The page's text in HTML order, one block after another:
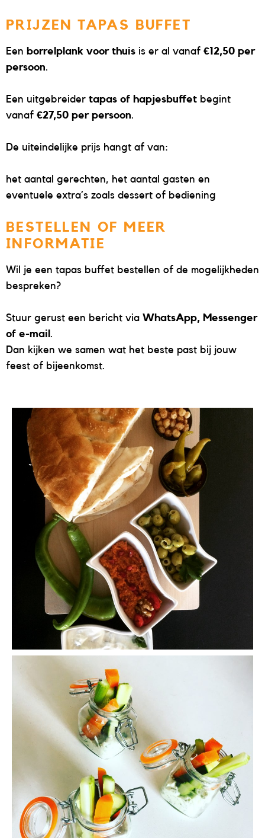
PRIJZEN TAPAS BUFFET
Een borrelplank voor thuis is er al vanaf €12,50 per
persoon.
Een uitgebreider tapas of hapjesbuffet begint
vanaf €27,50 per persoon.
De uiteindelijke prijs hangt af van:
het aantal gerechten, het aantal gasten en
eventuele extra’s zoals dessert of bediening
BESTELLEN OF MEER
INFORMATIE
Wil je een tapas buffet bestellen of de mogelijkheden
bespreken?
Stuur gerust een bericht via WhatsApp, Messenger
of e-mail .
Dan kijken we samen wat het beste past bij jouw
feest of bijeenkomst.